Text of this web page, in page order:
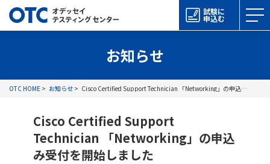
試験に
申込む
お知らせ
OTC HOME お知らせ Cisco Certified Support Technician 「Networking」の申込み受付を開始しました
Cisco Certified Support
Technician 「Networking」の申込
み受付を開始しました